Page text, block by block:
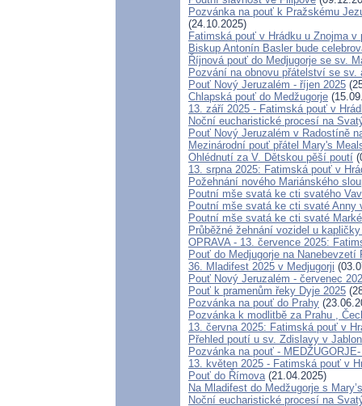
Pozvánka na pouť k Pražskému
(24.10.2025)
Fatimská pouť v Hrádku u Znojma v
Biskup Antonín Basler bude
Říjnová pouť do Medjugorje se sv.
Pozvání na obnovu přátelství se sv.
Pouť Nový Jeruzalém - říjen 2025
Chlapská pouť do Medžugorje
13. září 2025 - Fatimská pouť v
Noční eucharistické procesí na
Pouť Nový Jeruzalém v Radostíně
Mezinárodní pouť přátel Mary's
Ohlédnutí za V. Dětskou pěší poutí
13. srpna 2025: Fatimská pouť v
Požehnání nového Mariánského
Poutní mše svatá ke cti svatého
Poutní mše svatá ke cti svaté Anny
Poutní mše svatá ke cti svaté
Průběžné žehnání vozidel u
OPRAVA - 13. července 2025:
Pouť do Medjugorje na Nanebevzetí
36. Mladifest 2025 v Medjugorji
Pouť Nový Jeruzalém - červenec
Pouť k pramenům řeky Dyje 2025
Pozvánka na pouť do Prahy
Pozvánka k modlitbě za Prahu ,
13. června 2025: Fatimská pouť v
Přehled poutí u sv. Zdislavy v
Pozvánka na pouť -
13. květen 2025 - Fatimská pouť v
Pouť do Římova(21.04.2025)
Na Mladifest do Medžugorje s
Noční eucharistické procesí na